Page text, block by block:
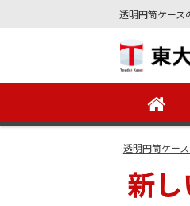
透明円筒ケース
透明円筒ケー
新